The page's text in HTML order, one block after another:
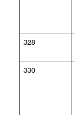
328
330